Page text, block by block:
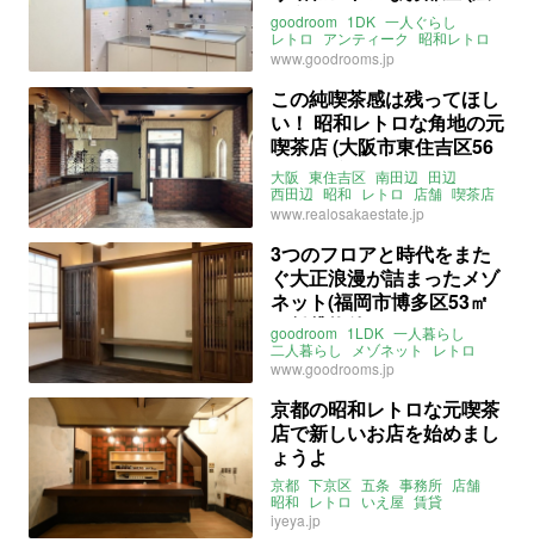
島市西区22㎡の賃貸物件)
goodroom 1DK 一人ぐらし
レトロ
アンティーク 昭和レトロ
昭和 タイル 賃料
三篠 山陽本線 可部線
広島電鉄横川線 横川駅
ライター：増成かおり 賃貸
www.goodrooms.jp
この純喫茶感は残ってほし
い！ 昭和レトロな角地の元
喫茶店 (大阪市東住吉区56
㎡の賃貸物件)
大阪 東住吉区 南田辺 田辺
西田辺 昭和 レトロ 店舗 喫茶店
ライター：葱山紫蘇子 賃貸
www.realosakaestate.jp
3つのフロアと時代をまた
ぐ大正浪漫が詰まったメゾ
ネット(福岡市博多区53㎡
の賃貸物件)
goodroom 1LDK 一人暮らし
二人暮らし
メゾネット
レトロ
大正 昭和 日本 和
和モダン
博多
ライター：増成かおり
賃貸
www.goodrooms.jp
京都の昭和レトロな元喫茶
店で新しいお店を始めまし
ょうよ
京都 下京区 五条 事務所 店舗
昭和 レトロ いえ屋 賃貸
iyeya.jp